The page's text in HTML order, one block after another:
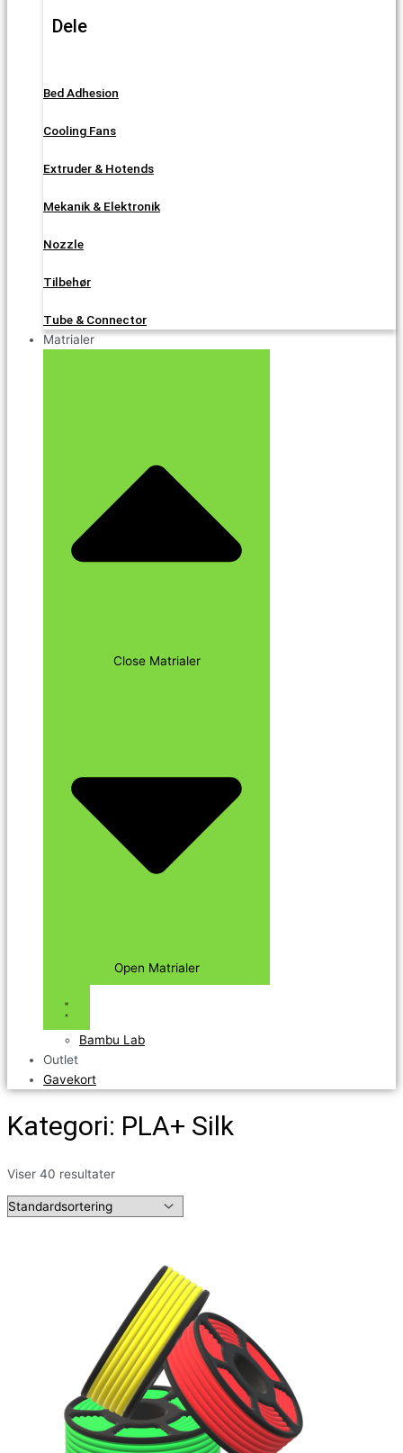
Dele
Bed Adhesion
Cooling Fans
Extruder & Hotends
Mekanik & Elektronik
Nozzle
Tilbehør
Tube & Connector
Matrialer
Close Matrialer
Open Matrialer
Bambu Lab
Outlet
Gavekort
Kategori: PLA+ Silk
Viser 40 resultater